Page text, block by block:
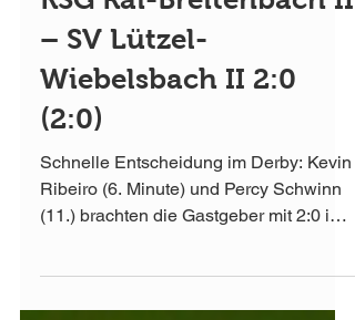
16. Aug. 2021
KSG Rai-Breitenbach II
– SV Lützel-
(2:0)
Schnelle Entscheidung im Derby: Kevin
(11.) brachten die Gastgeber mit 2:0 in
Front. „Nach der...